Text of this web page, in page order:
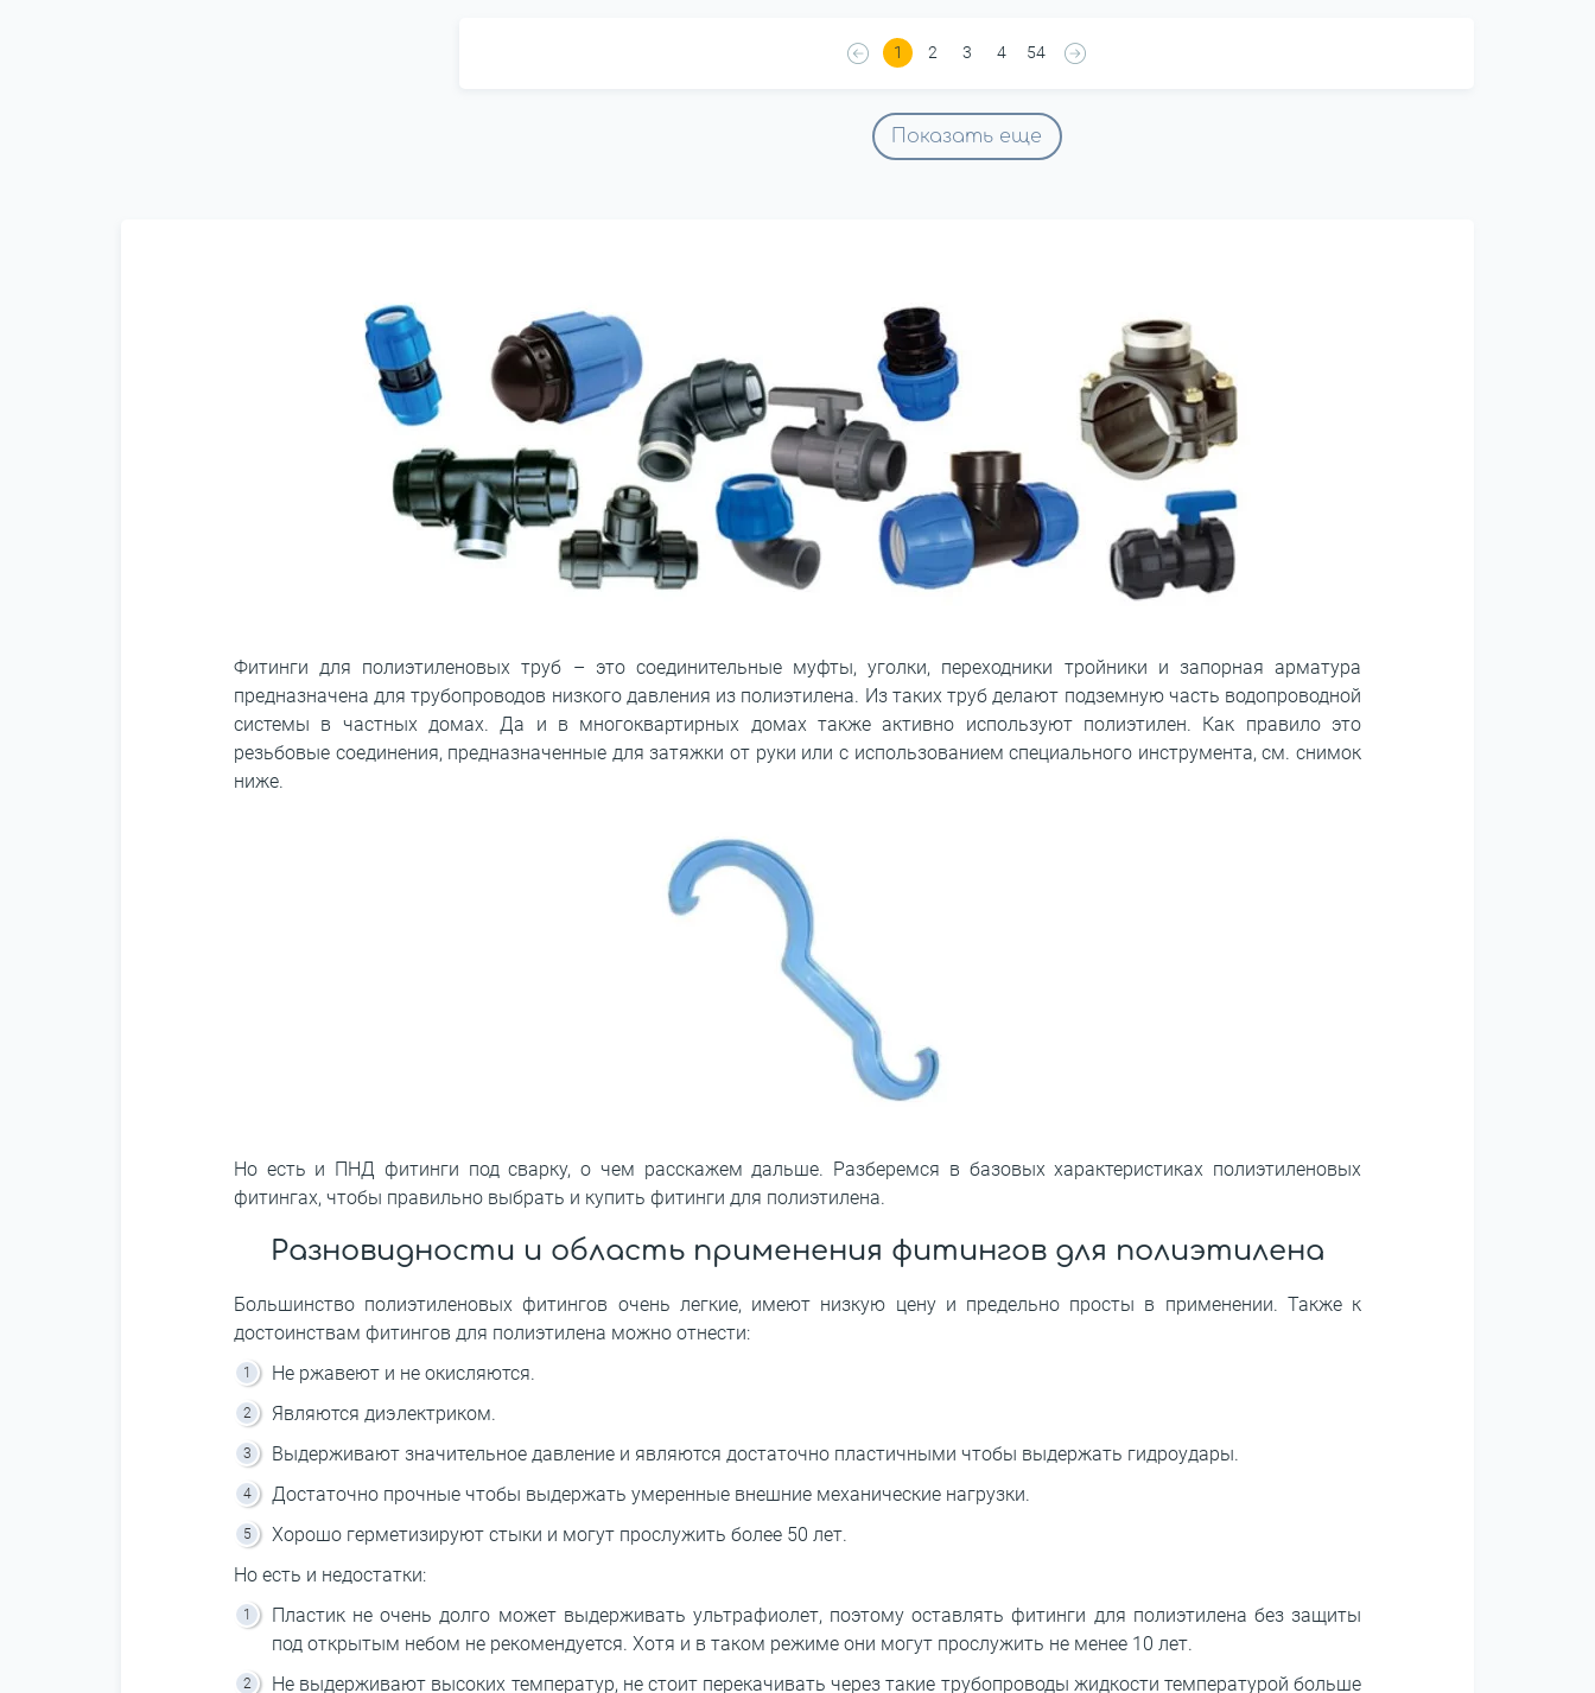
1 2 3 4 54
Показать еще
Фитинги для полиэтиленовых труб – это соединительные муфты, уголки, переходники тройники и запорная арматура
предназначена для трубопроводов низкого давления из полиэтилена. Из таких труб делают подземную часть водопроводной
системы в частных домах. Да и в многоквартирных домах также активно используют полиэтилен. Как правило это
резьбовые соединения, предназначенные для затяжки от руки или с использованием специального инструмента, см. снимок
ниже.
Но есть и ПНД фитинги под сварку, о чем расскажем дальше. Разберемся в базовых характеристиках полиэтиленовых
фитингах, чтобы правильно выбрать и купить фитинги для полиэтилена.
Разновидности и область применения фитингов для полиэтилена
Большинство полиэтиленовых фитингов очень легкие, имеют низкую цену и предельно просты в применении. Также к
достоинствам фитингов для полиэтилена можно отнести:
Не ржавеют и не окисляются.
Являются диэлектриком.
Выдерживают значительное давление и являются достаточно пластичными чтобы выдержать гидроудары.
Достаточно прочные чтобы выдержать умеренные внешние механические нагрузки.
Хорошо герметизируют стыки и могут прослужить более 50 лет.
Но есть и недостатки:
Пластик не очень долго может выдерживать ультрафиолет, поэтому оставлять фитинги для полиэтилена без защиты
под открытым небом не рекомендуется. Хотя и в таком режиме они могут прослужить не менее 10 лет.
Не выдерживают высоких температур, не стоит перекачивать через такие трубопроводы жидкости температурой больше